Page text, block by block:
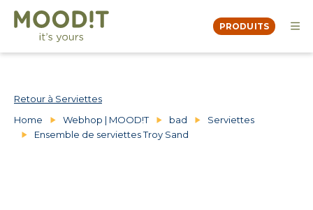
PRODUITS
CONTACT
Retour à Serviettes
Home
Webhop | MOOD!T bad
Serviettes
Ensemble de serviettes Troy Sand